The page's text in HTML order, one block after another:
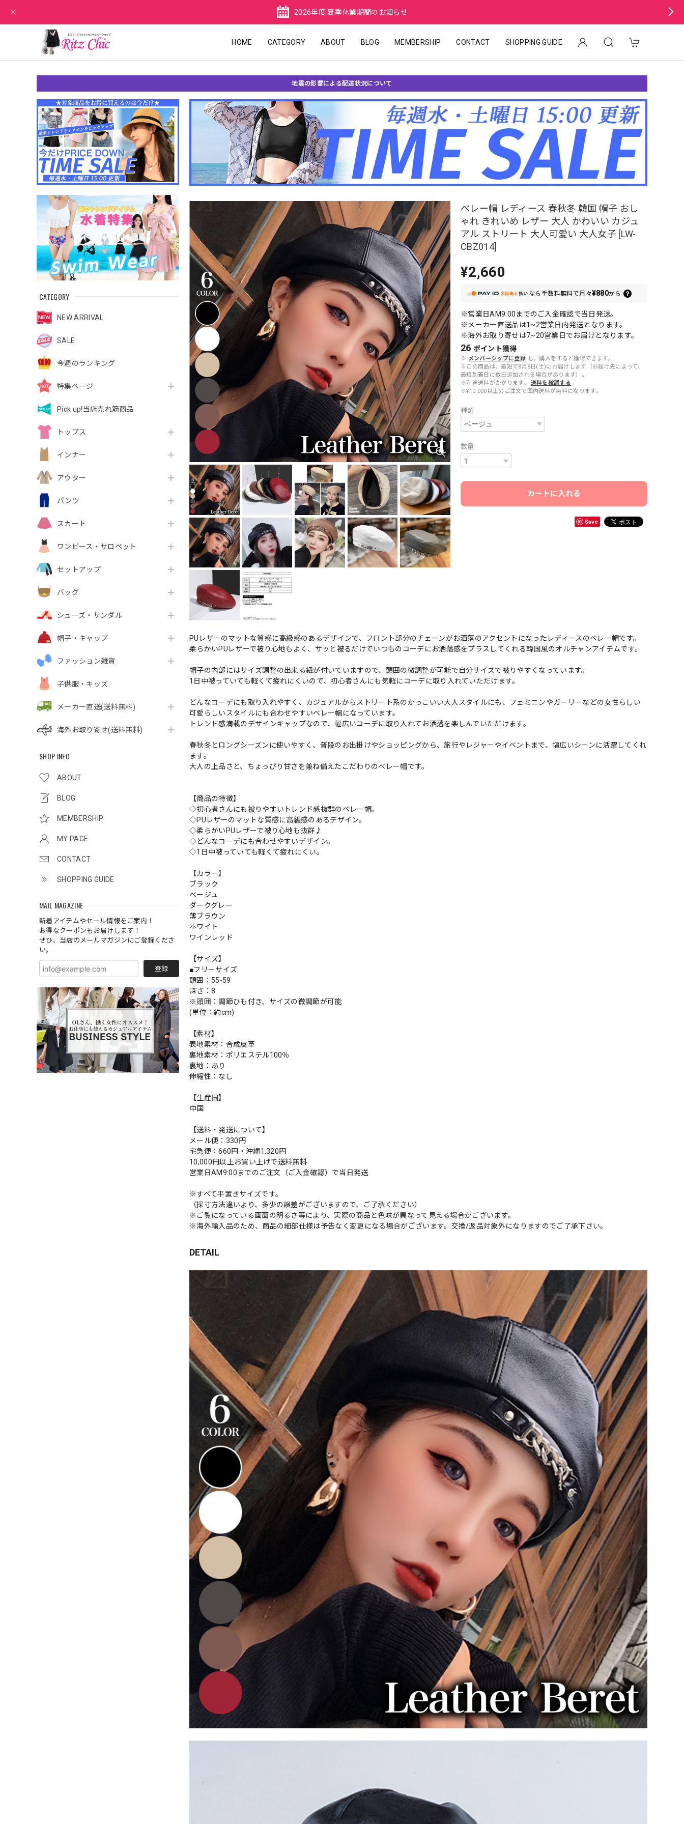
2026年度 夏季休業期間のお知らせ
HOME CATEGORY ABOUT BLOG MEMBERSHIP CONTACT SHOPPING GUIDE
地震の影響による配送状況について
CATEGORY
NEW ARRIVAL
SALE
今週のランキング
特集ページ
Pick up!当店売れ筋商品
トップス
インナー
アウター
パンツ
スカート
ワンピース・サロペット
セットアップ
バッグ
シューズ・サンダル
帽子・キャップ
ファッション雑貨
子供服・キッズ
メーカー直送(送料無料)
海外お取り寄せ(送料無料)
SHOP INFO
ABOUT
BLOG
MEMBERSHIP
MY PAGE
CONTACT
SHOPPING GUIDE
MAIL MAGAZINE
新着アイテムやセール情報をご案内！
お得なクーポンもお届けします！
ぜひ、当店のメールマガジンにご登録くださ
い。
登録
ベレー帽 レディース 春秋冬 韓国 帽子 おし
ゃれ きれいめ レザー 大人 かわいい カジュ
アル ストリート 大人可愛い 大人女子 [LW-
CBZ014]
¥2,660
なら 手数料無料で月々¥880から
※営業日AM9:00までのご入金確認で当日発送。
※メーカー直送品は1~2営業日内発送となります。
※海外お取り寄せは7~20営業日でお届けとなります。
26 ポイント獲得
※ メンバーシップに登録 し、購入をすると獲得できます。
※この商品は、最短で8月8日(土)にお届けします（お届け先によって、
最短到着日に数日追加される場合があります）。
※別途送料がかかります。
送料を確認する
※¥10,000以上のご注文で国内送料が無料になります。
種類
数量
カートに入れる
Save
PUレザーのマットな質感に高級感のあるデザインで、フロント部分のチェーンがお洒落のアクセントになったレディースのベレー帽です。
柔らかいPUレザーで被り心地もよく、サッと被るだけでいつものコーデにお洒落感をプラスしてくれる韓国風のオルチャンアイテムです。
帽子の内部にはサイズ調整の出来る紐が付いていますので、頭囲の微調整が可能で自分サイズで被りやすくなっています。
1日中被っていても軽くて疲れにくいので、初心者さんにも気軽にコーデに取り入れていただけます。
どんなコーデにも取り入れやすく、カジュアルからストリート系のかっこいい大人スタイルにも、フェミニンやガーリーなどの女性らしい
可愛らしいスタイルにも合わせやすいベレー帽になっています。
トレンド感満載のデザインキャップなので、幅広いコーデに取り入れてお洒落を楽しんでいただけます。
春秋冬とロングシーズンに使いやすく、普段のお出掛けやショッピングから、旅行やレジャーやイベントまで、幅広いシーンに活躍してくれ
ます。
大人の上品さと、ちょっぴり甘さを兼ね備えたこだわりのベレー帽です。
【商品の特徴】
◇初心者さんにも被りやすいトレンド感抜群のベレー帽。
◇PUレザーのマットな質感に高級感のあるデザイン。
◇柔らかいPUレザーで被り心地も抜群♪
◇どんなコーデにも合わせやすいデザイン。
◇1日中被っていても軽くて疲れにくい。
【カラー】
ブラック
ベージュ
ダークグレー
薄ブラウン
ホワイト
ワインレッド
【サイズ】
■フリーサイズ
頭囲：55-59
深さ：8
※頭囲：調節ひも付き、サイズの微調節が可能
(単位：約cm)
【素材】
表地素材：合成皮革
裏地素材：ポリエステル100％
裏地：あり
伸縮性：なし
【生産国】
中国
【送料・発送について】
メール便：330円
宅急便：660円・沖縄1,320円
10,000円以上お買い上げで送料無料
営業日AM9:00までのご注文（ご入金確認）で当日発送
※すべて平置きサイズです。
（採寸方法違いより、多少の誤差がございますので、ご了承ください）
※ご覧になっている画面の明るさ等により、実際の商品と色味が異なって見える場合がございます。
※海外輸入品のため、商品の細部仕様は予告なく変更になる場合がございます。交換/返品対象外になりますのでご了承下さい。
DETAIL